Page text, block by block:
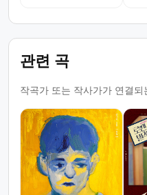
관련 곡
작곡가 또는 작사가가 연결